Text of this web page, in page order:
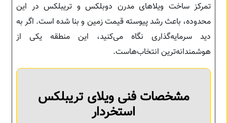
تمرکز ساخت ویلاهای مدرن دوبلکس و تریبلکس در این
محدوده، باعث رشد پیوسته قیمت زمین و بنا شده است. اگر به
دید سرمایه‌گذاری نگاه می‌کنید، این منطقه یکی از
هوشمندانه‌ترین انتخاب‌هاست.
مشخصات فنی ویلای تریبلکس
استخردار